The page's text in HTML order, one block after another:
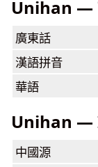
Unihan —
廣東話
漢語拼音
華語
Unihan —
中國源